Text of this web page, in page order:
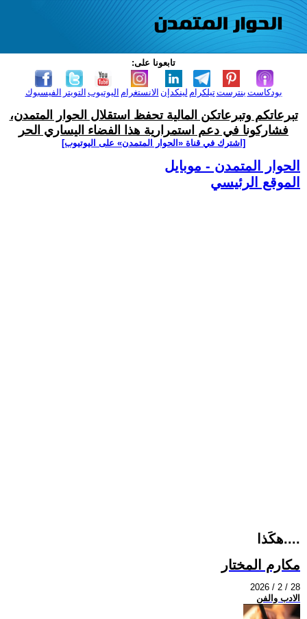
تابعونا على:
الفيسبوك التويتر اليوتيوب الانستغرام لينكدإن تيلكرامبنترست بودكاست
تبرعاتكم وتبرعاتكن المالية تحفظ استقلال الحوار المتمدن،
فشاركونا في دعم استمرارية هذا الفضاء اليساري الحر
[اشترك في قناة ‫«الحوار المتمدن» على اليوتيوب]
الحوار المتمدن - موبايل
الموقع الرئيسي
هكَذا....
مكارم المختار
2026 / 2 / 28
الادب والفن